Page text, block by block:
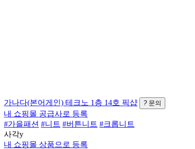
가나다(본어게인) 테크노 1층 14호 픽샵 ? 문의
내 쇼핑몰 공급사로 등록
#가을패션 #니트 #버튼니트 #크롭니트
사각y
내 쇼핑몰 상품으로 등록